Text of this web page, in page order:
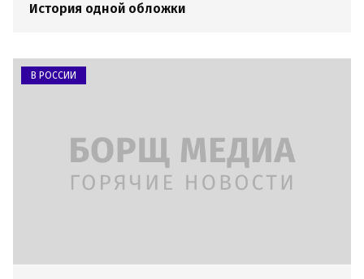
История одной обложки
В РОССИИ